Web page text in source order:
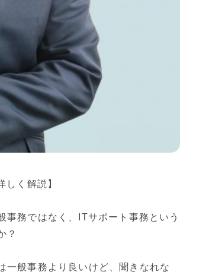
しく解説】
事務ではなく、ITサポート事務という
？
一般事務より良いけど、聞きなれな